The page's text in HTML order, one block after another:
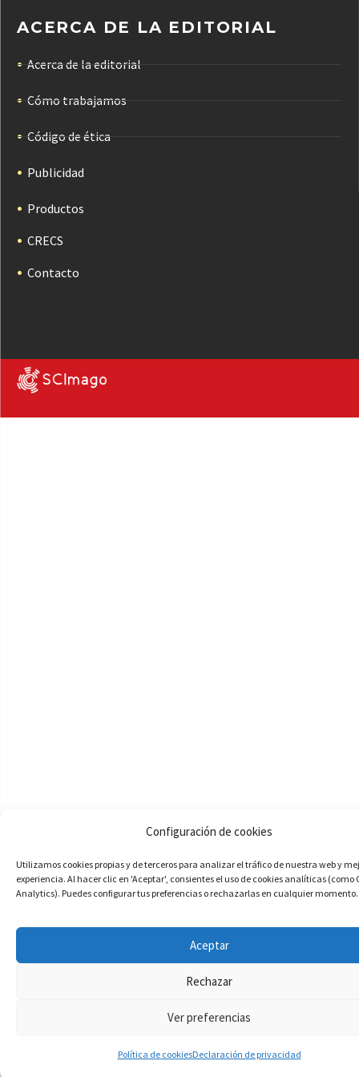
Configuración de cookies
Utilizamos cookies propias y de terceros para analizar el tráfico de nuestra web y
experiencia. Al hacer clic en 'Aceptar', consientes el uso de cookies analíticas (como
Analytics). Puedes configurar tus preferencias o rechazarlas en cualquier momento.
Aceptar
Rechazar
Ver preferencias
Política de cookies
ACERCA DE LA EDITORIAL
Acerca de la editorial
Cómo trabajamos
Código de ética
Publicidad
Productos
CRECS
Contacto